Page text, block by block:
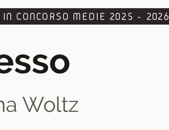
CONCORSO MEDIE 2025 - 2026
Woltz